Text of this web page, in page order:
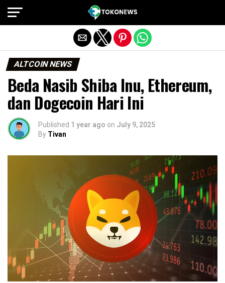
ALTCOIN NEWS
Beda Nasib Shiba Inu, Ethereum,
dan Dogecoin Hari Ini
Published 1 year ago on July 9, 2025
By Tivan
Exit mobile version